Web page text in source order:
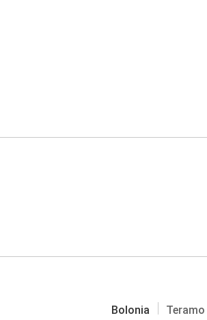
Bolonia Teramo